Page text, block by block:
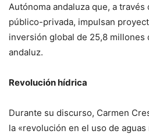
Autónoma andaluza que, a través
público-privada, impulsan
inversión global de 25,8 millones
andaluz.
Revolución hídrica
Durante su discurso, Carmen
la «revolución en el uso de